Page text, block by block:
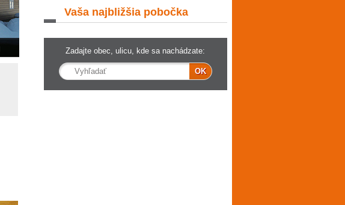
najdete?
Vaša najbližšia pobočka
Zadajte obec, ulicu, kde sa nachádzate: